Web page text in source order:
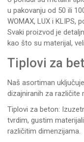
u pakovanju od 50 ili
WOMAX, LUX i KLIPS,
Svaki proizvod je
kao što su materijal,
Tiplovi za
Naš asortiman
dizajniranih za različite
Tiplovi za beton:
tvrdim, gustim
različitim dimenzijama.